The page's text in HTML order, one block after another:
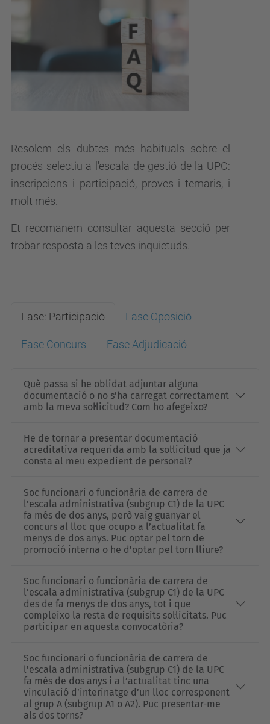
Resolem els dubtes més habituals sobre el
procés selectiu a l'escala de gestió de la UPC:
inscripcions i participació, proves i temaris, i
molt més.
Et recomanem consultar aquesta secció per
trobar resposta a les teves inquietuds.
Fase: Participació Fase Oposició
Fase Concurs Fase Adjudicació
Què passa si he oblidat adjuntar alguna
documentació o no s’ha carregat correctament
amb la meva sol·licitud? Com ho afegeixo?
He de tornar a presentar documentació
acreditativa requerida amb la sol·licitud que ja
consta al meu expedient de personal?
Soc funcionari o funcionària de carrera de
l'escala administrativa (subgrup C1) de la UPC
fa més de dos anys, però vaig guanyar el
concurs al lloc que ocupo a l’actualitat fa
menys de dos anys. Puc optar pel torn de
promoció interna o he d'optar pel torn lliure?
Soc funcionari o funcionària de carrera de
l’escala administrativa (subgrup C1) de la UPC
des de fa menys de dos anys, tot i que
compleixo la resta de requisits sol·licitats. Puc
participar en aquesta convocatòria?
Soc funcionari o funcionària de carrera de
l'escala administrativa (subgrup C1) de la UPC
fa més de dos anys i a l’actualitat tinc una
vinculació d’interinatge d’un lloc corresponent
al grup A (subgrup A1 o A2). Puc presentar-me
als dos torns?